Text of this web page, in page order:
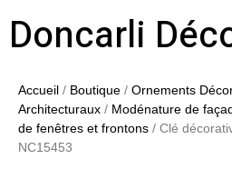
Doncarli
Accueil / Boutique / Ornements
Architecturaux / Modénature de
de fenêtres et frontons / Clé
NC15453